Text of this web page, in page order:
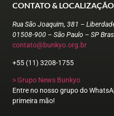
CONTATO & LOCALIZAÇÃO
Rua São Joaquim, 381 –
01508-900 – São Paulo – SP
contato@bunkyo.org.br
+55 (11) 3208-1755
> Grupo News Bunkyo
Entre no nosso grupo do
primeira mão!